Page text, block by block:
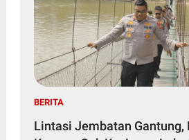
BERITA
Lintasi Jembatan Gantung,